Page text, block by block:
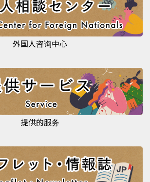
外国人咨询中心
提供的服务